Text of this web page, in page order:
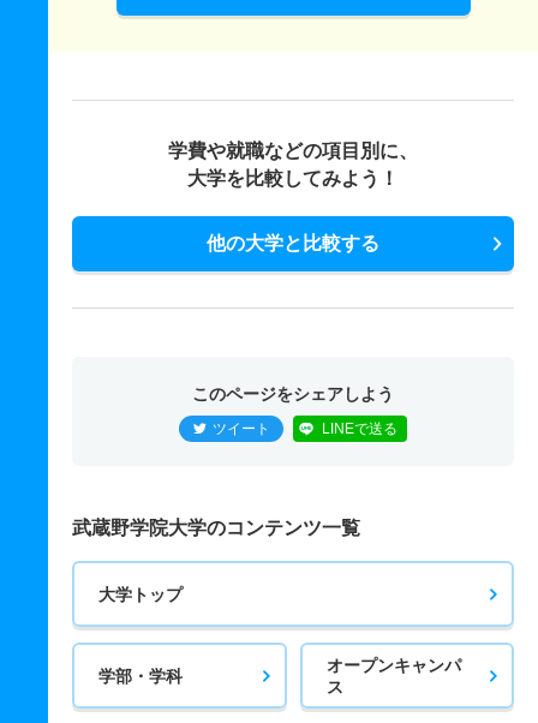
学費や就職などの項目別に、
大学を比較してみよう！
他の大学と比較する
このページをシェアしよう
ツイート LINEで送る
武蔵野学院大学のコンテンツ一覧
大学トップ
学部・学科
オープンキャンパ
ス